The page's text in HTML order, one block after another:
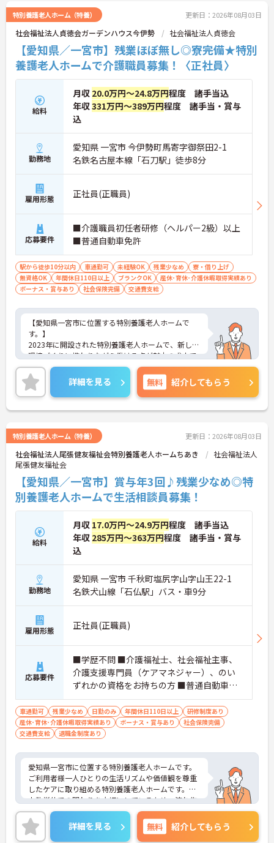
特別養護老人ホーム（特養） 更新日：2026年08月03日
社会福祉法人貞徳会ガーデンハウス今伊勢 社会福祉法人貞徳会
【愛知県／一宮市】残業ほぼ無し◎寮完備★特別
養護老人ホームで介護職員募集！〈正社員〉
給料
月収 20.0万円～24.8万円程度 諸手当込
年収331万円～389万円程度 諸手当・賞与
込
勤務地
愛知県 一宮市 今伊勢町馬寄字御祭田2-1
名鉄名古屋本線「石刀駅」徒歩8分
雇用形態 正社員(正職員)
応募要件
■介護職員初任者研修（ヘルパー2級）以上
■普通自動車免許
駅から徒歩10分以内 車通勤可 未経験OK 残業少なめ
寮・借り上げ
無資格OK
年間休日110日以上 ブランクOK
産休･育休･介護休暇取得実績あり
ボーナス・賞与あり
社会保険完備 交通費支給
【愛知県一宮市に位置する特別養護老人ホームで
す。】
2023年に開設された特別養護老人ホームで、新しい
環境づくりに携わりながら働ける点が魅力の求人で
す。ユニットケアを導入しており、担当する入居者
様と継続的に関わることで、一人ひとりの生活リズ
ムや思いに寄り添った支援を実践できます。
また、運営法人は長年にわたり高齢者福祉に取り組
んできた実績があり、その経験を活かしたサポート
挑戦しやすい環境のため、これから介護の仕事を学
びたい方にもおすすめです。
新しい施設ならではの柔軟性と、歴史ある法人の安
定した運営基盤の両方を兼ね備えており、利用者様
に寄り添うケアを実践したい方にぜひご検討いただ
きたい求人です。
詳細を見る 無料 紹介してもらう
特別養護老人ホーム（特養） 更新日：2026年08月03日
社会福祉法人尾張健友福祉会特別養護老人ホームちあき
社会福祉法人
尾張健友福祉会
【愛知県／一宮市】賞与年3回♪残業少なめ◎特
別養護老人ホームで生活相談員募集！
給料
月収 17.0万円～24.9万円程度 諸手当込
年収 285万円～363万円程度 諸手当・賞与
込
勤務地
愛知県 一宮市 千秋町塩尻字山字山王22-1
名鉄犬山線「石仏駅」バス・車9分
雇用形態 正社員(正職員)
応募要件
■学歴不問 ■介護福祉士、社会福祉主事、
介護支援専門員（ケアマネジャー）、のい
ずれかの資格をお持ちの方 ■普通自動車免
許
車通勤可 残業少なめ 日勤のみ 年間休日110日以上
研修制度あり
産休･育休･介護休暇取得実績あり
ボーナス・賞与あり
社会保険完備
交通費支給
退職金制度あり
愛知県一宮市に位置する特別養護老人ホームです。
ご利用者様一人ひとりの生活リズムや価値観を尊重
したケアに取り組める特別養護老人ホームです。少
人数単位での関わりを大切にしているため、流れ作
業ではない介護を実践したい方にもおすすめです。
ショートステイ機能を備え、地域の在宅介護も支え
る役割を担っているほか、医療機関が隣接している
詳細を見る 無料 紹介してもらう